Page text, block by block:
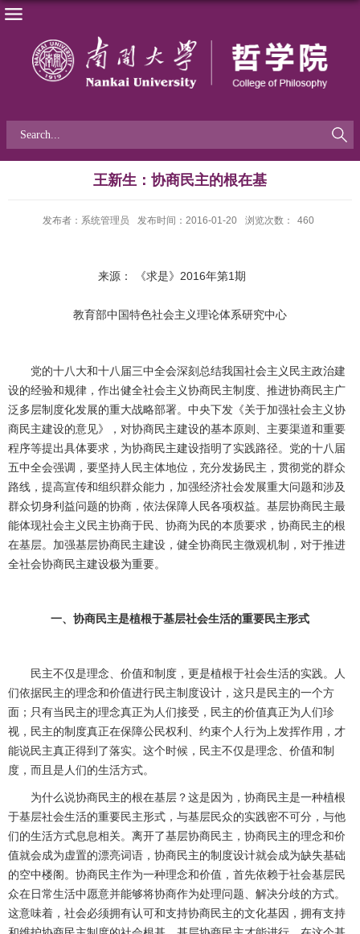
王新生：协商民主的根在基
发布者：系统管理员 发布时间：2016-01-20 浏览次数： 460
来源： 《求是》2016年第1期
教育部中国特色社会主义理论体系研究中心
党的十八大和十八届三中全会深刻总结我国社会主义民主政治建
设的经验和规律，作出健全社会主义协商民主制度、推进协商民主广
泛多层制度化发展的重大战略部署。中央下发《关于加强社会主义协
商民主建设的意见》，对协商民主建设的基本原则、主要渠道和重要
程序等提出具体要求，为协商民主建设指明了实践路径。党的十八届
五中全会强调，要坚持人民主体地位，充分发扬民主，贯彻党的群众
路线，提高宣传和组织群众能力，加强经济社会发展重大问题和涉及
群众切身利益问题的协商，依法保障人民各项权益。基层协商民主最
能体现社会主义民主协商于民、协商为民的本质要求，协商民主的根
在基层。加强基层协商民主建设，健全协商民主微观机制，对于推进
全社会协商民主建设极为重要。
一、协商民主是植根于基层社会生活的重要民主形式
民主不仅是理念、价值和制度，更是植根于社会生活的实践。人
们依据民主的理念和价值进行民主制度设计，这只是民主的一个方
面；只有当民主的理念真正为人们接受，民主的价值真正为人们珍
视，民主的制度真正在保障公民权利、约束个人行为上发挥作用，才
能说民主真正得到了落实。这个时候，民主不仅是理念、价值和制
度，而且是人们的生活方式。
为什么说协商民主的根在基层？这是因为，协商民主是一种植根
于基层社会生活的重要民主形式，与基层民众的实践密不可分，与他
们的生活方式息息相关。离开了基层协商民主，协商民主的理念和价
值就会成为虚置的漂亮词语，协商民主的制度设计就会成为缺失基础
的空中楼阁。协商民主作为一种理念和价值，首先依赖于社会基层民
众在日常生活中愿意并能够将协商作为处理问题、解决分歧的方式。
这意味着，社会必须拥有认可和支持协商民主的文化基因，拥有支持